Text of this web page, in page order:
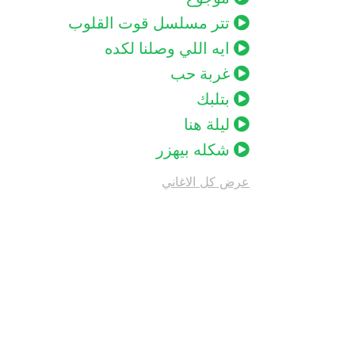
تتر مسلسل قوت القلوب
ايه اللي وصلنا لكده
غربة حب
بتلبك
ليلة هنا
شكله بيهزر
عرض كل الاغاني